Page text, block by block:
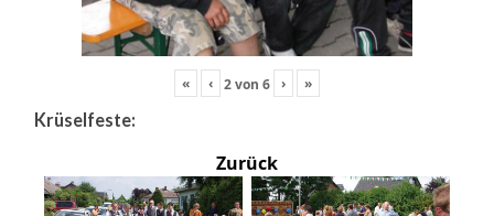
« ‹ 2von 6 › »
Krüselfeste:
Zurück